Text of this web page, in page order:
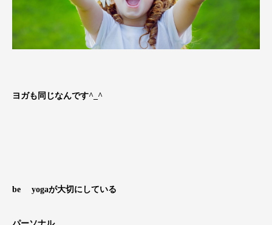
ヨガも同じなんです^_^
be yogaが大切にしている